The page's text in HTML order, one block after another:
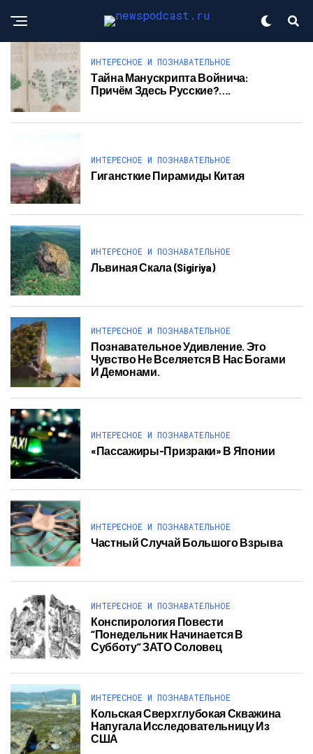
ИНТЕРЕСНОЕ И ПОЗНАВАТЕЛЬНОЕ
Тайна Манускрипта Войнича:
Причём Здесь Русские?….
ИНТЕРЕСНОЕ И ПОЗНАВАТЕЛЬНОЕ
Гигансткие Пирамиды Китая
ИНТЕРЕСНОЕ И ПОЗНАВАТЕЛЬНОЕ
Львиная Скала (Sigiriya)
ИНТЕРЕСНОЕ И ПОЗНАВАТЕЛЬНОЕ
Познавательное Удивление. Это
Чувство Не Вселяется В Нас Богами
И Демонами.
ИНТЕРЕСНОЕ И ПОЗНАВАТЕЛЬНОЕ
«Пассажиры-Призраки» В Японии
ИНТЕРЕСНОЕ И ПОЗНАВАТЕЛЬНОЕ
Частный Случай Большого Взрыва
ИНТЕРЕСНОЕ И ПОЗНАВАТЕЛЬНОЕ
Конспирология Повести
“Понедельник Начинается В
Субботу” ЗАТО Соловец
ИНТЕРЕСНОЕ И ПОЗНАВАТЕЛЬНОЕ
Кольская Сверхглубокая Скважина
Напугала Исследовательницу Из
США